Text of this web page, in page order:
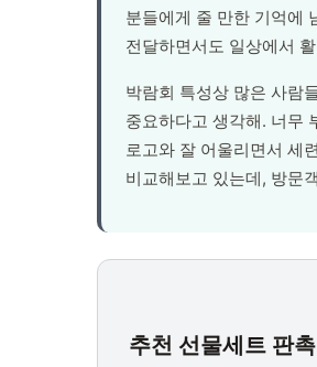
분들에게 줄 만한 기억에
전달하면서도 일상에서
박람회 특성상 많은 사람
중요하다고 생각해. 너무
로고와 잘 어울리면서 세
비교해보고 있는데, 방문
추천 선물세트 판